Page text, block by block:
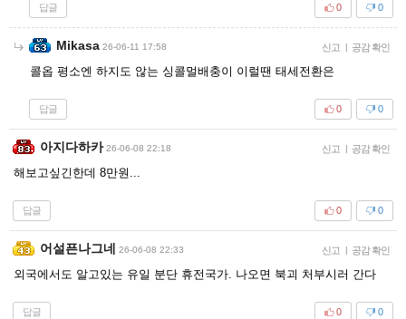
답글 0
0
Mikasa 26-06-11 17:58 신고 | 공감 확인
콜옵 평소엔 하지도 않는 싱콜멀배충이 이럴땐 태세전환은
답글 0
0
아지다하카 26-06-08 22:18 신고 | 공감 확인
해보고싶긴한데 8만원...
답글 0
0
어설픈나그네 26-06-08 22:33 신고 | 공감 확인
외국에서도 알고있는 유일 분단 휴전국가. 나오면 북괴 처부시러 간다
답글 0
0